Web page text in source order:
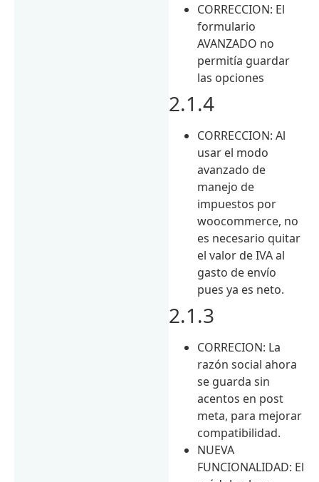
CORRECCION: El
formulario
AVANZADO no
permitía guardar
las opciones
2.1.4
CORRECCION: Al
usar el modo
avanzado de
manejo de
impuestos por
woocommerce, no
es necesario quitar
el valor de IVA al
gasto de envío
pues ya es neto.
2.1.3
CORRECION: La
razón social ahora
se guarda sin
acentos en post
meta, para mejorar
compatibilidad.
NUEVA
FUNCIONALIDAD: El